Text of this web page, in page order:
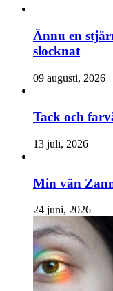
Ännu en
slocknat
09 augusti, 2026
Tack och
13 juli, 2026
Min vän
24 juni, 2026